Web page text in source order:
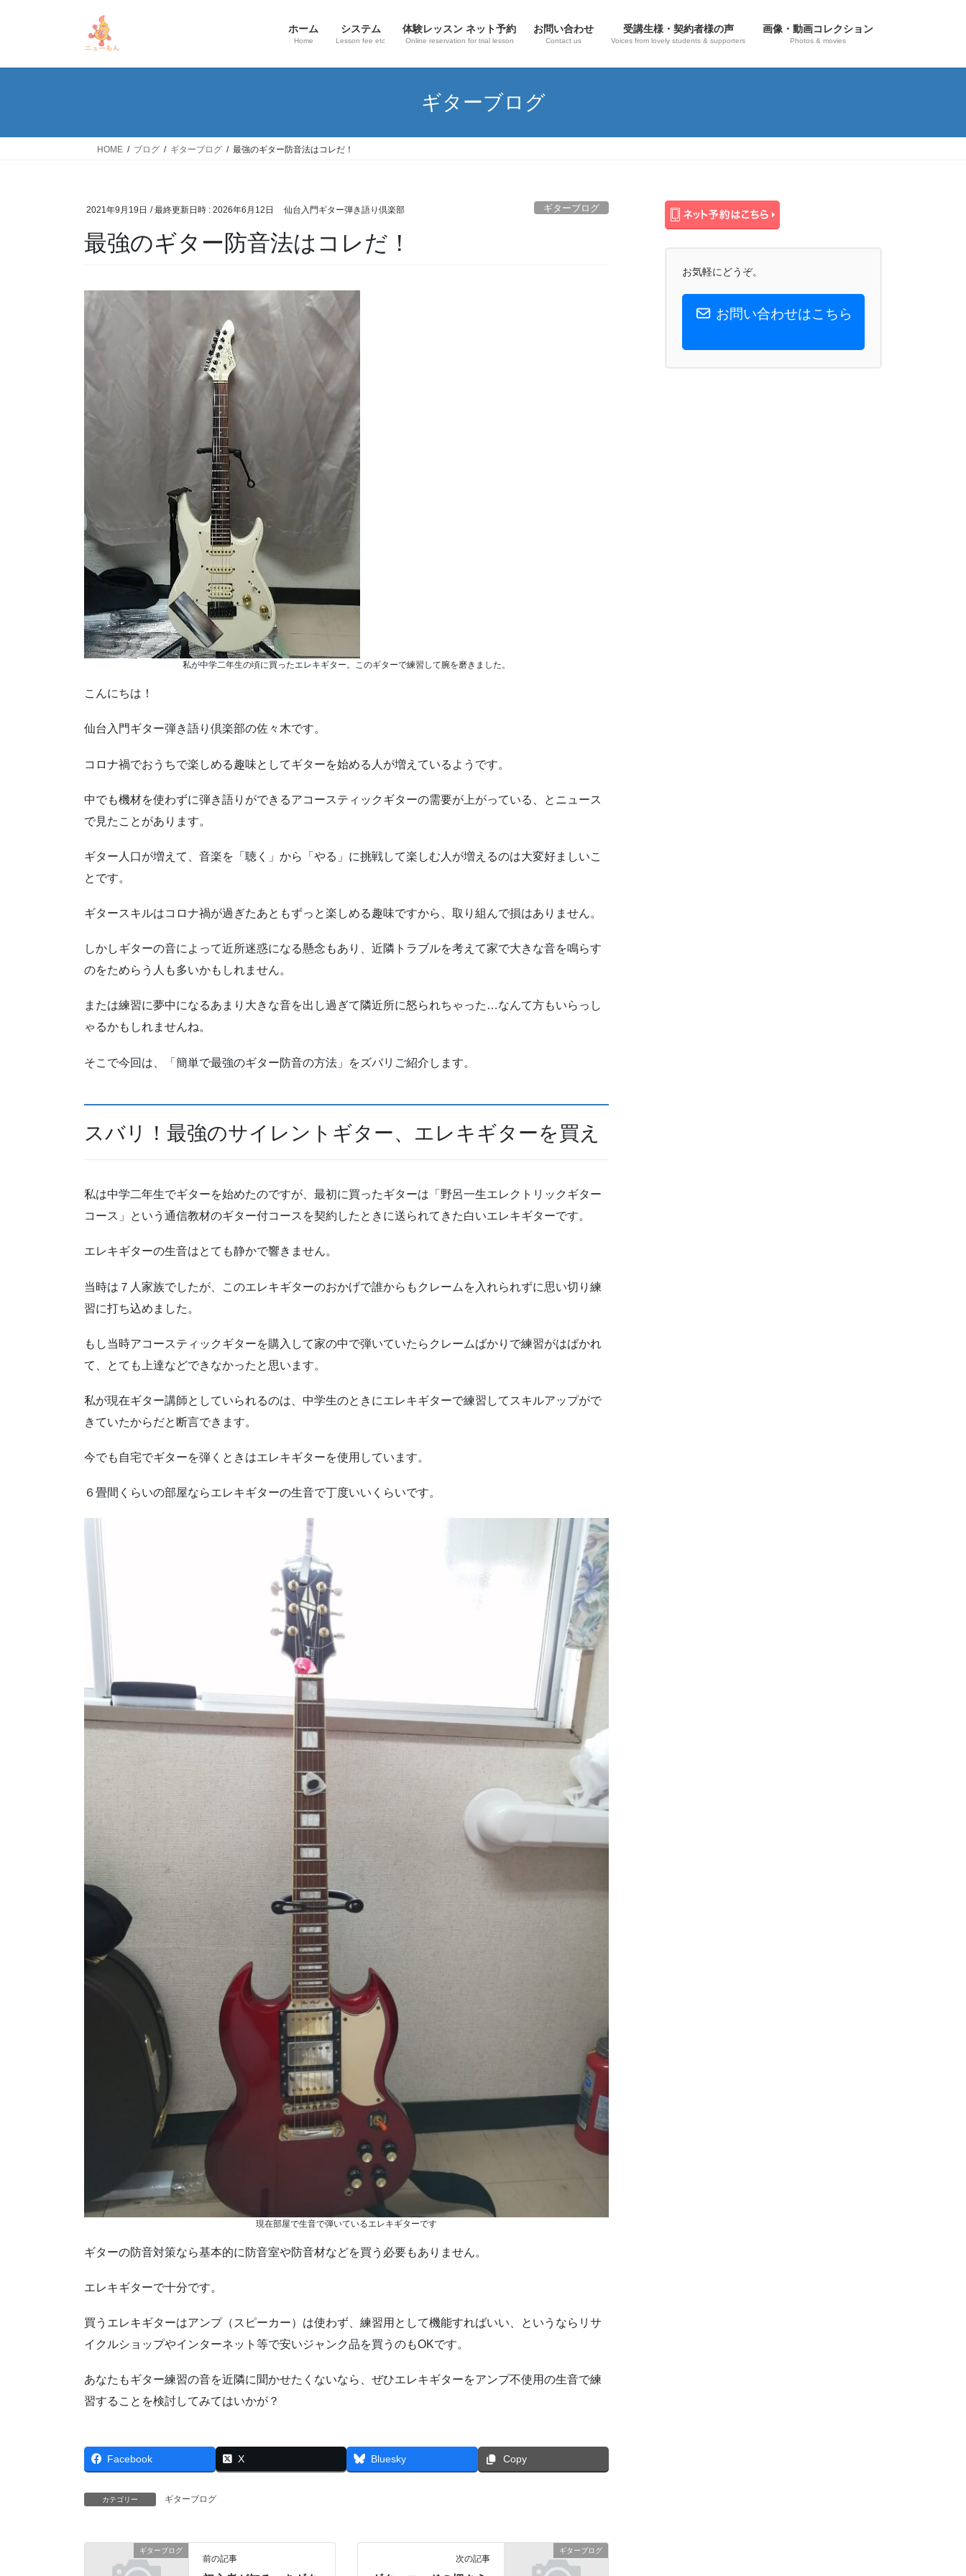
ホーム
Home
システム
Lesson fee etc
体験レッスン ネット予約
Online reservation for trial lesson
お問い合わせ
Contact us
受講生様・契約者様の声
Voices from lovely students & supporters
画像・動画コレクション
Photos & movies
ギターブログ
HOME ブログ ギターブログ 最強のギター防音法はコレだ！
2021年9月19日 / 最終更新日時 : 2026年6月12日 仙台入門ギター弾き語り倶楽部 ギターブログ
最強のギター防音法はコレだ！
私が中学二年生の頃に買ったエレキギター。このギターで練習して腕を磨きました。
こんにちは！
仙台入門ギター弾き語り倶楽部の佐々木です。
コロナ禍でおうちで楽しめる趣味としてギターを始める人が増えているようです。
中でも機材を使わずに弾き語りができるアコースティックギターの需要が上がっている、とニュース
で見たことがあります。
ギター人口が増えて、音楽を「聴く」から「やる」に挑戦して楽しむ人が増えるのは大変好ましいこ
とです。
ギタースキルはコロナ禍が過ぎたあともずっと楽しめる趣味ですから、取り組んで損はありません。
しかしギターの音によって近所迷惑になる懸念もあり、近隣トラブルを考えて家で大きな音を鳴らす
のをためらう人も多いかもしれません。
または練習に夢中になるあまり大きな音を出し過ぎて隣近所に怒られちゃった…なんて方もいらっし
ゃるかもしれませんね。
そこで今回は、「簡単で最強のギター防音の方法」をズバリご紹介します。
スバリ！最強のサイレントギター、エレキギターを買え
私は中学二年生でギターを始めたのですが、最初に買ったギターは「野呂一生エレクトリックギター
コース」という通信教材のギター付コースを契約したときに送られてきた白いエレキギターです。
エレキギターの生音はとても静かで響きません。
当時は７人家族でしたが、このエレキギターのおかげで誰からもクレームを入れられずに思い切り練
習に打ち込めました。
もし当時アコースティックギターを購入して家の中で弾いていたらクレームばかりで練習がはばかれ
て、とても上達などできなかったと思います。
私が現在ギター講師としていられるのは、中学生のときにエレキギターで練習してスキルアップがで
きていたからだと断言できます。
今でも自宅でギターを弾くときはエレキギターを使用しています。
６畳間くらいの部屋ならエレキギターの生音で丁度いいくらいです。
現在部屋で生音で弾いているエレキギターです
ギターの防音対策なら基本的に防音室や防音材などを買う必要もありません。
エレキギターで十分です。
買うエレキギターはアンプ（スピーカー）は使わず、練習用として機能すればいい、というならリサ
イクルショップやインターネット等で安いジャンク品を買うのもOKです。
あなたもギター練習の音を近隣に聞かせたくないなら、ぜひエレキギターをアンプ不使用の生音で練
習することを検討してみてはいかが？
Facebook X Bluesky Copy
カテゴリー ギターブログ
ギターブログ
前の記事
ギターブログ
次の記事
お気軽にどうぞ。
お問い合わせはこちら